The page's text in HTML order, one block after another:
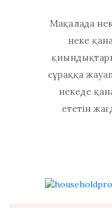
Мақалада
неке
сұраққа
некеде
ететін